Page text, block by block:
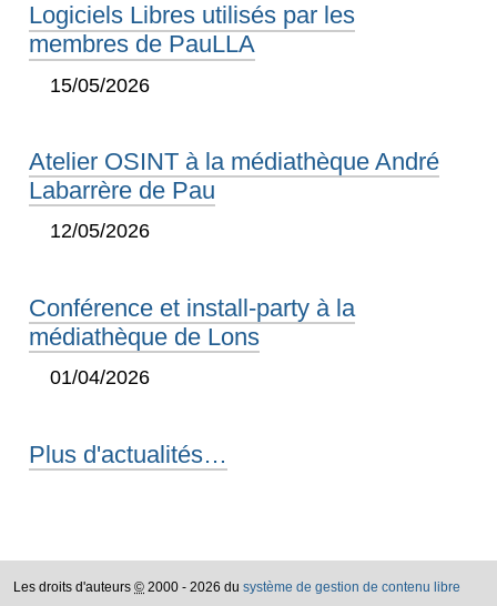
Logiciels Libres utilisés par les
membres de PauLLA
15/05/2026
Atelier OSINT à la médiathèque André
Labarrère de Pau
12/05/2026
Conférence et install-party à la
médiathèque de Lons
01/04/2026
Plus d'actualités…
Les droits d'auteurs © 2000 - 2026 du système de gestion de contenu libre